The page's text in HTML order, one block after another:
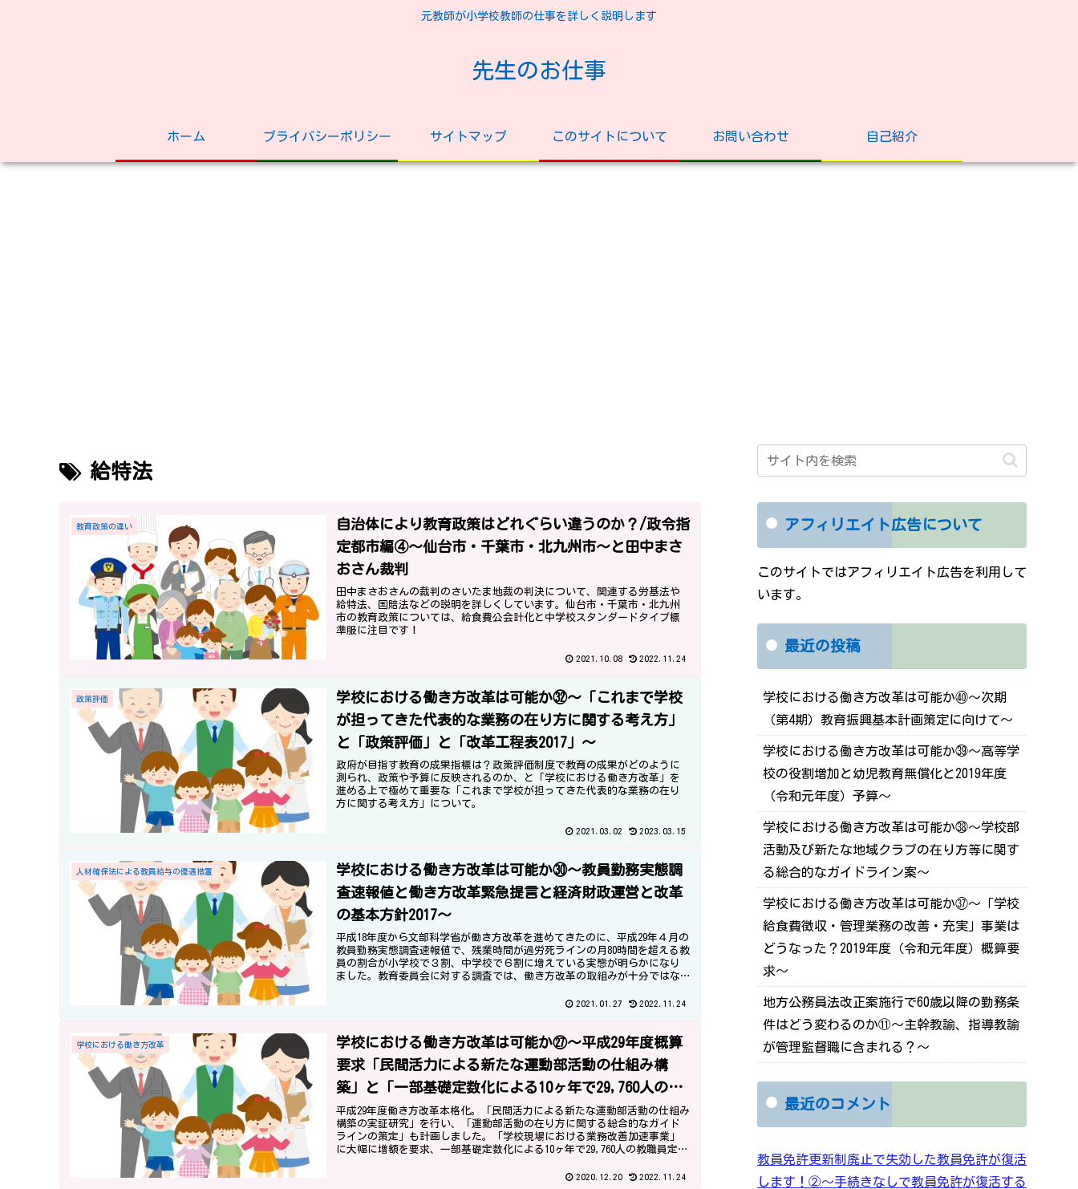
元教師が小学校教師の仕事を詳しく説明します
先生のお仕事
ホーム プライバシーポリシー サイトマップ このサイトについて お問い合わせ 自己紹介
給特法
教育政策の違い
自治体により教育政策はどれぐらい違うのか？/政令指
定都市編④～仙台市・千葉市・北九州市～と田中まさ
おさん裁判
田中まさおさんの裁判のさいたま地裁の判決について、関連する労基法や
給特法、国賠法などの説明を詳しくしています。仙台市・千葉市・北九州
市の教育政策については、給食費公会計化と中学校スタンダードタイプ標
準服に注目です！
2021.10.08 2022.11.24
政策評価
学校における働き方改革は可能か㉜～「これまで学校
が担ってきた代表的な業務の在り方に関する考え方」
と「政策評価」と「改革工程表2017」～
政府が目指す教育の成果指標は？政策評価制度で教育の成果がどのように
測られ、政策や予算に反映されるのか、と「学校における働き方改革」を
進める上で極めて重要な「これまで学校が担ってきた代表的な業務の在り
方に関する考え方」について。
2021.03.02 2023.03.15
人材確保法による教員給与の優遇措置
学校における働き方改革は可能か㉚～教員勤務実態調
査速報値と働き方改革緊急提言と経済財政運営と改革
の基本方針2017～
平成18年度から文部科学省が働き方改革を進めてきたのに、平成29年４月の
教員勤務実態調査速報値で、残業時間が過労死ラインの月80時間を超える教
員の割合が小学校で３割、中学校で６割に増えている実態が明らかになり
ました。教育委員会に対する調査では、働き方改革の取組みが十分ではな
2021.01.27 2022.11.24
学校における働き方改革
学校における働き方改革は可能か㉗～平成29年度概算
要求「民間活力による新たな運動部活動の仕組み構
築」と「一部基礎定数化による10ヶ年で29,760人の教
職員定数の改善計画」～
平成29年度働き方改革本格化。「民間活力による新たな運動部活動の仕組み
構築の実証研究」を行い、「運動部活動の在り方に関する総合的なガイド
ラインの策定」も計画しました。「学校現場における業務改善加速事業」
に大幅に増額を要求、一部基礎定数化による10ヶ年で29,760人の教職員定数
2020.12.20 2022.11.24
アフィリエイト広告について
このサイトではアフィリエイト広告を利用して
います。
最近の投稿
学校における働き方改革は可能か㊵～次期
（第4期）教育振興基本計画策定に向けて～
学校における働き方改革は可能か㊴～高等学
校の役割増加と幼児教育無償化と2019年度
（令和元年度）予算～
学校における働き方改革は可能か㊳～学校部
活動及び新たな地域クラブの在り方等に関す
る総合的なガイドライン案～
学校における働き方改革は可能か㊲～「学校
給食費徴収・管理業務の改善・充実」事業は
どうなった？2019年度（令和元年度）概算要
求～
地方公務員法改正案施行で60歳以降の勤務条
件はどう変わるのか⑪～主幹教諭、指導教諭
が管理監督職に含まれる？～
最近のコメント
教員免許更新制廃止で失効した教員免許が復活
します！②～手続きなしで教員免許が復活する